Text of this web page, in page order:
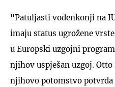
"Patuljasti vodenkonji na
imaju status ugrožene
u Europski uzgojni
njihov uspješan uzgoj.
njihovo potomstvo potvrda